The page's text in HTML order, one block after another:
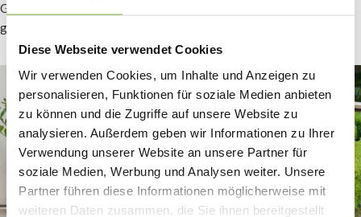
Diese Webseite verwendet Cookies
Wir verwenden Cookies, um Inhalte und Anzeigen zu
personalisieren, Funktionen für soziale Medien anbieten
zu können und die Zugriffe auf unsere Website zu
analysieren. Außerdem geben wir Informationen zu Ihrer
Verwendung unserer Website an unsere Partner für
soziale Medien, Werbung und Analysen weiter. Unsere
Partner führen diese Informationen möglicherweise mit
weiteren Daten zusammen, die Sie ihnen bereitgestellt
Grundlage Ihrer Situation und helfen Ihnen, die am besten
geeigneten Pflanzen für Ihren Garten zu finden!